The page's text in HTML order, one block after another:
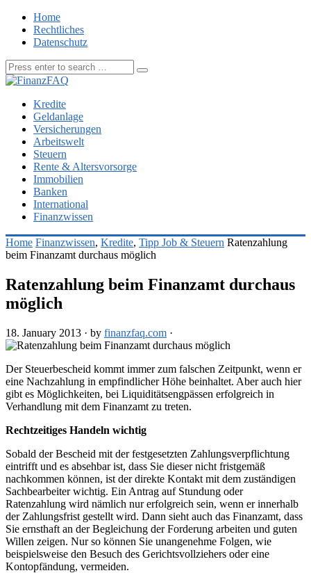
Home
Rechtliches
Datenschutz
Kredite
Geldanlage
Versicherungen
Arbeitswelt
Steuern
Rente & Altersvorsorge
Immobilien
Banken
International
Finanzwissen
Home Finanzwissen, Kredite, Tipp Job & Steuern Ratenzahlung
beim Finanzamt durchaus möglich
Ratenzahlung beim Finanzamt durchaus
möglich
18. January 2013 · by finanzfaq.com ·
Der Steuerbescheid kommt immer zum falschen Zeitpunkt, wenn er
eine Nachzahlung in empfindlicher Höhe beinhaltet. Aber auch hier
gibt es Möglichkeiten, bei Liquiditätsengpässen erfolgreich in
Verhandlung mit dem Finanzamt zu treten.
Rechtzeitiges Handeln wichtig
Sobald der Bescheid mit der festgesetzten Zahlungsverpflichtung
eintrifft und es absehbar ist, dass Sie dieser nicht fristgemäß
nachkommen können, ist der direkte Kontakt mit dem zuständigen
Sachbearbeiter wichtig. Ein Antrag auf Stundung oder
Ratenzahlung wird nämlich nur erfolgreich sein, wenn er innerhalb
der Zahlungsfrist gestellt wird. Dann sieht auch das Finanzamt, dass
Sie ernsthaft an der Begleichung der Forderung arbeiten und guten
Willen zeigen. Nur so können Sie unangenehme Folgen, wie
beispielsweise den Besuch des Gerichtsvollziehers oder eine
Kontopfändung, vermeiden.